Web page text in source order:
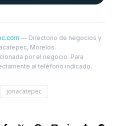
— Directorio de negocios y
Morelos.
por el negocio. Para
al teléfono indicado.
jonacatepec